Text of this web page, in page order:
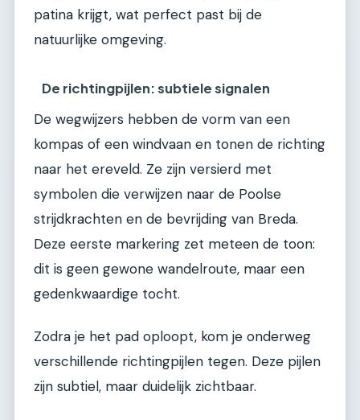
patina krijgt, wat perfect past bij de
natuurlijke omgeving.
De richtingpijlen: subtiele signalen
De wegwijzers hebben de vorm van een
kompas of een windvaan en tonen de richting
naar het ereveld. Ze zijn versierd met
symbolen die verwijzen naar de Poolse
strijdkrachten en de bevrijding van Breda.
Deze eerste markering zet meteen de toon:
dit is geen gewone wandelroute, maar een
gedenkwaardige tocht.
Zodra je het pad oploopt, kom je onderweg
verschillende richtingpijlen tegen. Deze pijlen
zijn subtiel, maar duidelijk zichtbaar.